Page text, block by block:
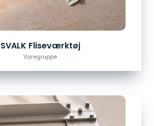
SVALK Fliseværktøj
Varegruppe